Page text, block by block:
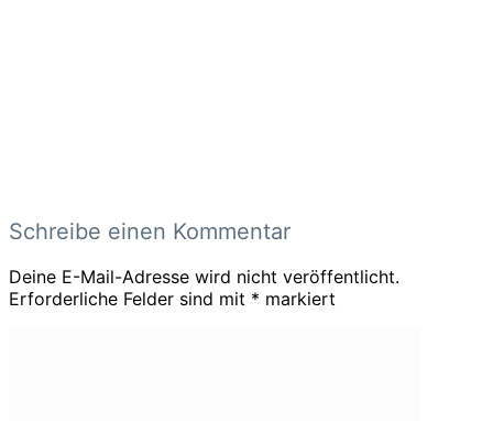
Schreibe einen Kommentar
Deine E-Mail-Adresse wird nicht veröffentlicht.
Erforderliche Felder sind mit * markiert